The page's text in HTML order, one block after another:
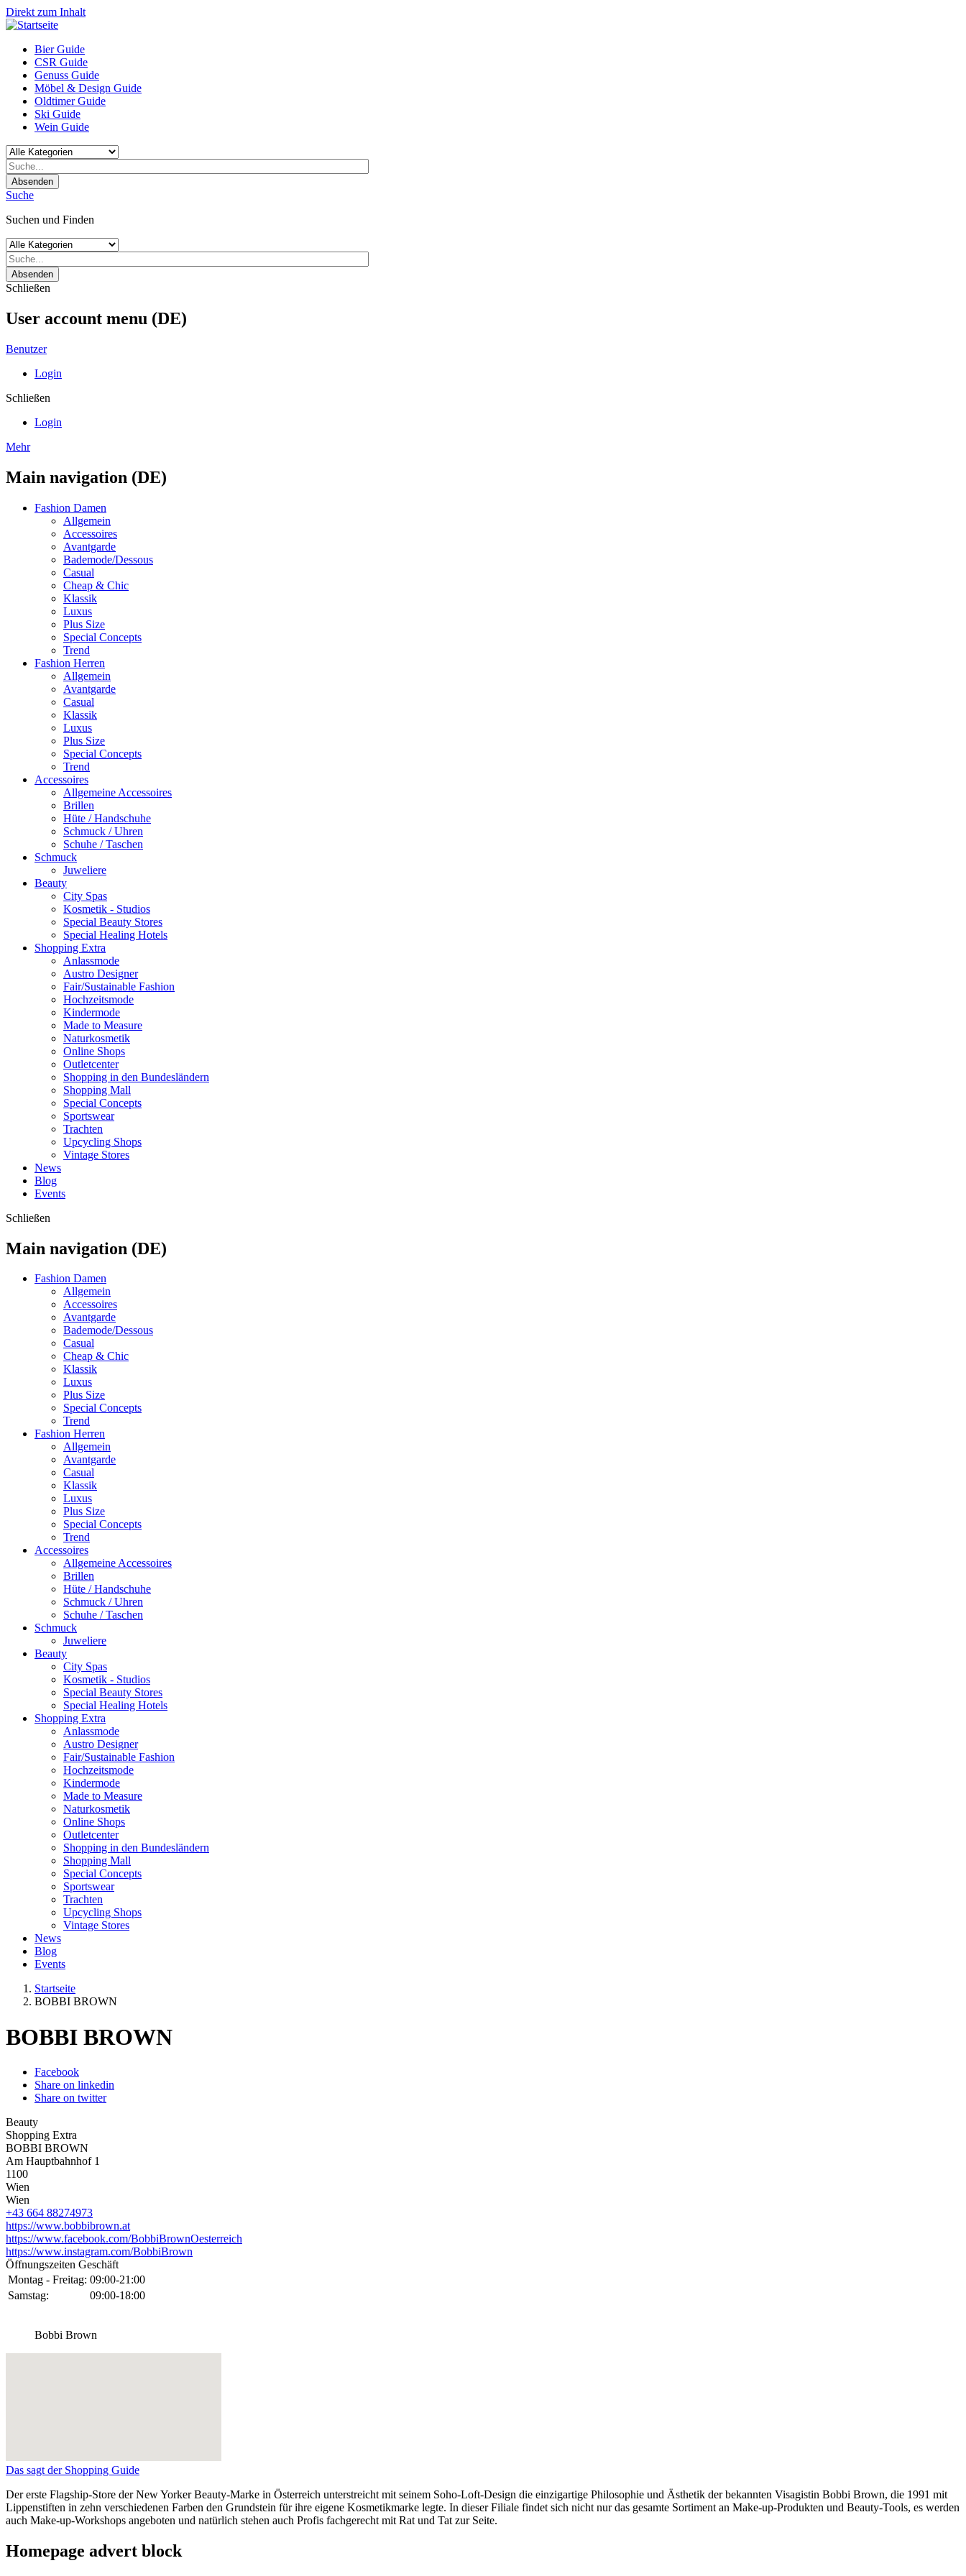
Direkt zum Inhalt
Bier Guide
CSR Guide
Genuss Guide
Möbel & Design Guide
Oldtimer Guide
Ski Guide
Wein Guide
Absenden
Suche
Suchen und Finden
Absenden
Schließen
User account menu (DE)
Benutzer
Login
Schließen
Login
Mehr
Main navigation (DE)
Fashion Damen
Allgemein
Accessoires
Avantgarde
Bademode/Dessous
Casual
Cheap & Chic
Klassik
Luxus
Plus Size
Special Concepts
Trend
Fashion Herren
Allgemein
Avantgarde
Casual
Klassik
Luxus
Plus Size
Special Concepts
Trend
Accessoires
Allgemeine Accessoires
Brillen
Hüte / Handschuhe
Schmuck / Uhren
Schuhe / Taschen
Schmuck
Juweliere
Beauty
City Spas
Kosmetik - Studios
Special Beauty Stores
Special Healing Hotels
Shopping Extra
Anlassmode
Austro Designer
Fair/Sustainable Fashion
Hochzeitsmode
Kindermode
Made to Measure
Naturkosmetik
Online Shops
Outletcenter
Shopping in den Bundesländern
Shopping Mall
Special Concepts
Sportswear
Trachten
Upcycling Shops
Vintage Stores
News
Blog
Events
Schließen
Main navigation (DE)
Fashion Damen
Allgemein
Accessoires
Avantgarde
Bademode/Dessous
Casual
Cheap & Chic
Klassik
Luxus
Plus Size
Special Concepts
Trend
Fashion Herren
Allgemein
Avantgarde
Casual
Klassik
Luxus
Plus Size
Special Concepts
Trend
Accessoires
Allgemeine Accessoires
Brillen
Hüte / Handschuhe
Schmuck / Uhren
Schuhe / Taschen
Schmuck
Juweliere
Beauty
City Spas
Kosmetik - Studios
Special Beauty Stores
Special Healing Hotels
Shopping Extra
Anlassmode
Austro Designer
Fair/Sustainable Fashion
Hochzeitsmode
Kindermode
Made to Measure
Naturkosmetik
Online Shops
Outletcenter
Shopping in den Bundesländern
Shopping Mall
Special Concepts
Sportswear
Trachten
Upcycling Shops
Vintage Stores
News
Blog
Events
Startseite
BOBBI BROWN
BOBBI BROWN
Facebook
Share on linkedin
Share on twitter
Beauty
Shopping Extra
BOBBI BROWN
Am Hauptbahnhof 1
1100
Wien
Wien
+43 664 88274973
https://www.bobbibrown.at
https://www.facebook.com/BobbiBrownOesterreich
https://www.instagram.com/BobbiBrown
Öffnungszeiten Geschäft
Montag - Freitag: 09:00-21:00
Samstag:
09:00-18:00
Bobbi Brown
Das sagt der Shopping Guide
Der erste Flagship-Store der New Yorker Beauty-Marke in Österreich unterstreicht mit seinem Soho-Loft-Design die einzigartige Philosophie und Ästhetik der bekannten Visagistin Bobbi Brown, die 1991 mit
Lippenstiften in zehn verschiedenen Farben den Grundstein für ihre eigene Kosmetikmarke legte. In dieser Filiale findet sich nicht nur das gesamte Sortiment an Make-up-Produkten und Beauty-Tools, es werden
auch Make-up-Workshops angeboten und natürlich stehen auch Profis fachgerecht mit Rat und Tat zur Seite.
Homepage advert block